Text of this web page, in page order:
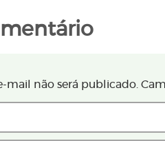
mail não será publicado.